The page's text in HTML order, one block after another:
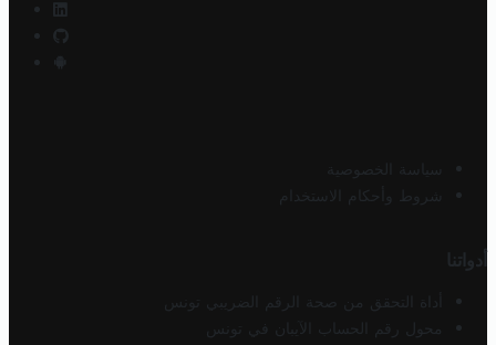
سياسة الخصوصية
شروط وأحكام الاستخدام
أدواتنا
أداة التحقق من صحة الرقم الضريبي تونس
محول رقم الحساب الآيبان في تونس